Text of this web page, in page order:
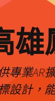
雄
專業AR
設計，